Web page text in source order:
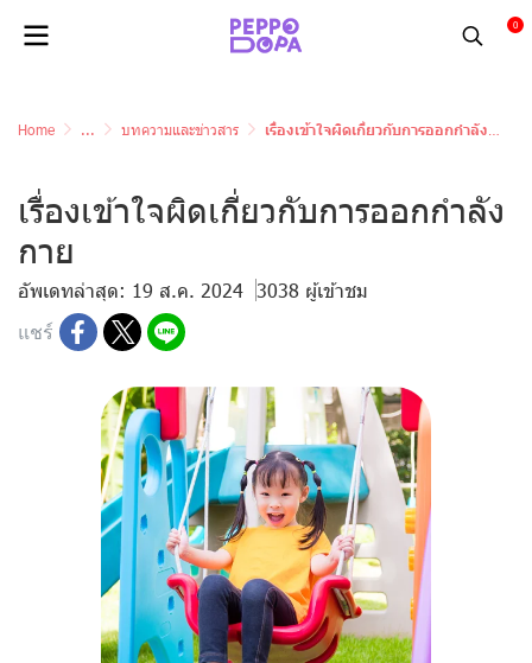
0
Home ... บทความและข่าวสาร เรื่องเข้าใจผิดเกี่ยวกับการออกกำลังกาย
เรื่องเข้าใจผิดเกี่ยวกับการออกกำลัง
กาย
อัพเดทล่าสุด: 19 ส.ค. 2024 3038 ผู้เข้าชม
แชร์